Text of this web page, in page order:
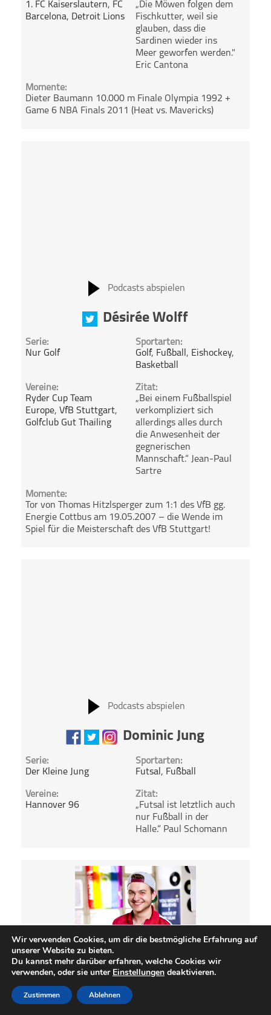
1. FC Kaiserslautern, FC
Barcelona, Detroit Lions
„Die Möwen folgen dem
Fischkutter, weil sie
glauben, dass die
Sardinen wieder ins
Meer geworfen werden."
Eric Cantona
Momente:
Dieter Baumann 10.000 m Finale Olympia 1992 +
Game 6 NBA Finals 2011 (Heat vs. Mavericks)
Podcasts abspielen
Désirée Wolff
Serie:
Nur Golf
Sportarten:
Golf, Fußball , Eishockey,
Basketball
Vereine:
Ryder Cup Team
Europe,VfB Stuttgart,
Golfclub Gut Thailing
Zitat:
„Bei einem Fußballspiel
verkompliziert sich
allerdings alles durch
die Anwesenheit der
gegnerischen
Mannschaft.“ Jean-Paul
Sartre
Momente:
Tor von Thomas Hitzlsperger zum 1:1 des VfB gg.
Energie Cottbus am 19.05.2007 – die Wende im
Spiel für die Meisterschaft des VfB Stuttgart!
Podcasts abspielen
Dominic Jung
Serie:
Der Kleine Jung
Sportarten:
Futsal , Fußball
Vereine:
Hannover 96
Zitat:
„Futsal ist letztlich auch
nur Fußball in der
Halle.“ Paul Schomann
Podcasts abspielen
Wir verwenden Cookies, um dir die bestmögliche Erfahrung auf
unserer Website zu bieten.
Du kannst mehr darüber erfahren, welche Cookies wir
verwenden, oder sie unter Einstellungen deaktivieren.
Zustimmen Ablehnen